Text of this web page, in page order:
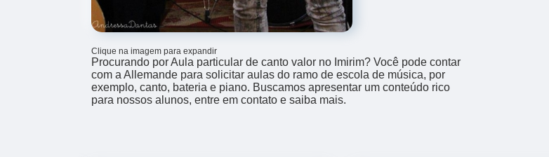
Clique na imagem para expandir
Procurando por Aula particular de canto valor no Imirim? Você pode contar
com a Allemande para solicitar aulas do ramo de escola de música, por
exemplo, canto, bateria e piano. Buscamos apresentar um conteúdo rico
para nossos alunos, entre em contato e saiba mais.